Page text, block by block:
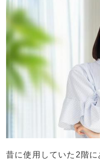
昔に使用していた2階